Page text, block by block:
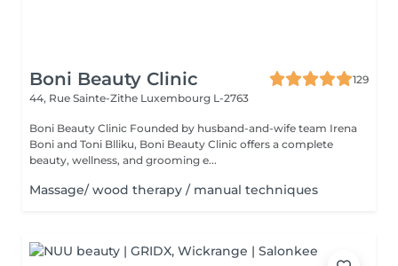
Boni Beauty Clinic
129
44, Rue Sainte-Zithe Luxembourg L-2763
Boni Beauty Clinic Founded by husband-and-wife team Irena
Boni and Toni Blliku, Boni Beauty Clinic offers a complete
beauty, wellness, and grooming e...
Massage/ wood therapy / manual techniques